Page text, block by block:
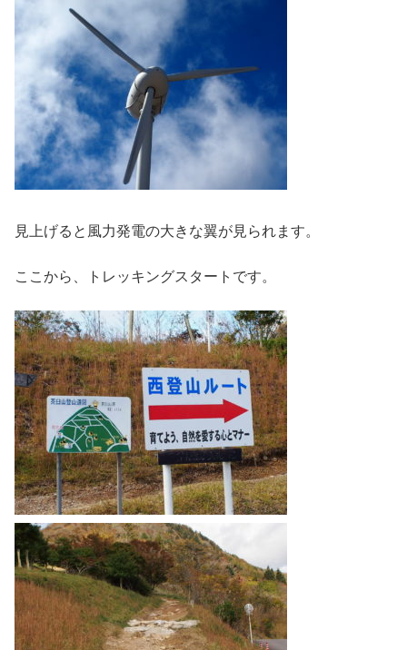
見上げると風力発電の大きな翼が見られます。
ここから、トレッキングスタートです。